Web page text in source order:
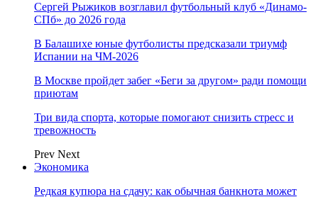
Сергей Рыжиков возглавил футбольный клуб «Динамо-
СПб» до 2026 года
В Балашихе юные футболисты предсказали триумф
Испании на ЧМ-2026
В Москве пройдет забег «Беги за другом» ради помощи
приютам
Три вида спорта, которые помогают снизить стресс и
тревожность
Prev Next
Экономика
Редкая купюра на сдачу: как обычная банкнота может